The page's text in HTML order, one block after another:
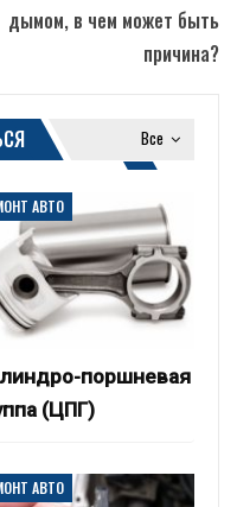
дымом, в чем может быть
причина?
Все
АВТО
поршневая
(ЦПГ)
АВТО